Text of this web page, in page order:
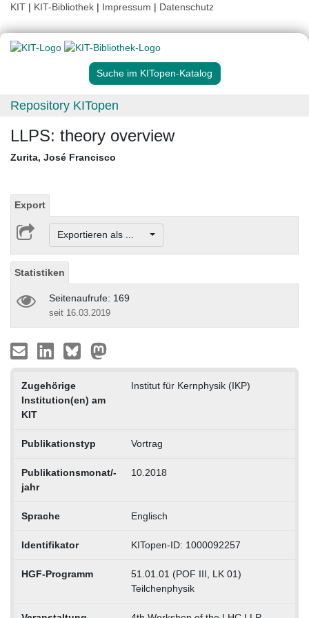
KIT | KIT-Bibliothek | Impressum | Datenschutz
Suche im KITopen-Katalog
Repository KITopen
LLPS: theory overview
Zurita, José Francisco
Export
Exportieren als ...
Statistiken
Seitenaufrufe: 169
seit 16.03.2019
Zugehörige
Institution(en) am
KIT
Institut für Kernphysik (IKP)
Publikationstyp Vortrag
Publikationsmonat/-
jahr
10.2018
Sprache Englisch
Identifikator KITopen-ID: 1000092257
HGF-Programm
51.01.01 (POF III, LK 01)
Teilchenphysik